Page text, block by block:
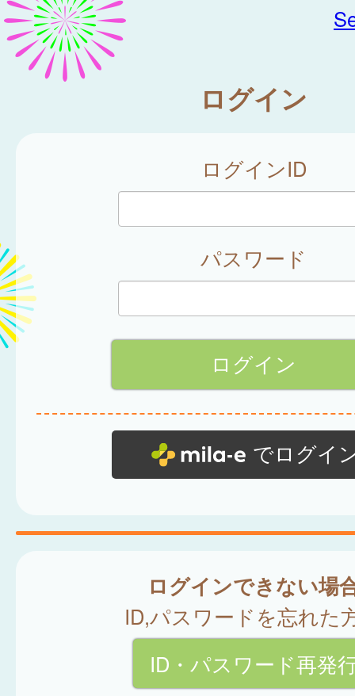
ログイン
ログインID
パスワード
でログイ
ログインできない場
ID,パスワードを忘れた
ID・パスワード再発